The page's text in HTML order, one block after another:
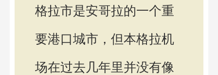
格拉市是安哥拉的一个重
要港口城市，但本格拉机
场在过去几年里并没有像